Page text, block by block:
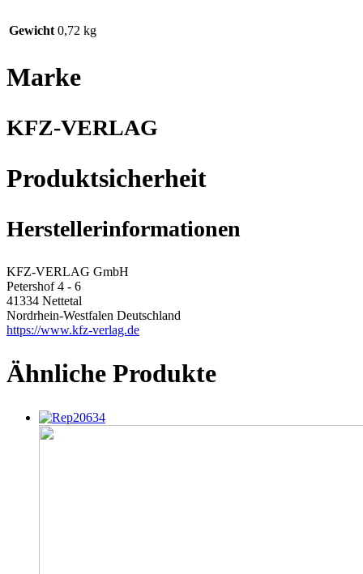
Gewicht 0,72 kg
Marke
KFZ-VERLAG
Produktsicherheit
Herstellerinformationen
KFZ-VERLAG GmbH
Petershof 4 - 6
41334 Nettetal
Nordrhein-Westfalen Deutschland
https://www.kfz-verlag.de
Ähnliche Produkte